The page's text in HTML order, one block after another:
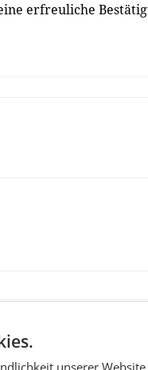
erfreuliche
Stiftungsrat
unserer